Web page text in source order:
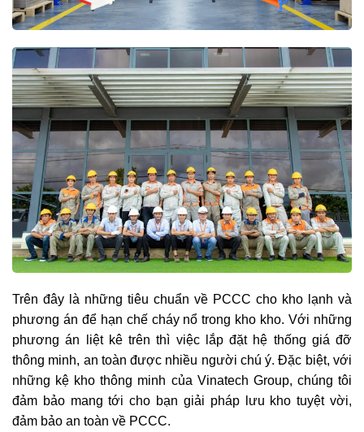
Trên đây là những tiêu chuẩn về PCCC cho kho lạnh và
phương án để hạn chế cháy nổ trong kho kho. Với những
phương án liệt kê trên thì việc lắp đặt hệ thống giá đỡ
thông minh, an toàn được nhiều người chú ý. Đặc biệt, với
những kệ kho thông minh của Vinatech Group, chúng tôi
đảm bảo mang tới cho bạn giải pháp lưu kho tuyệt vời,
đảm bảo an toàn về PCCC.